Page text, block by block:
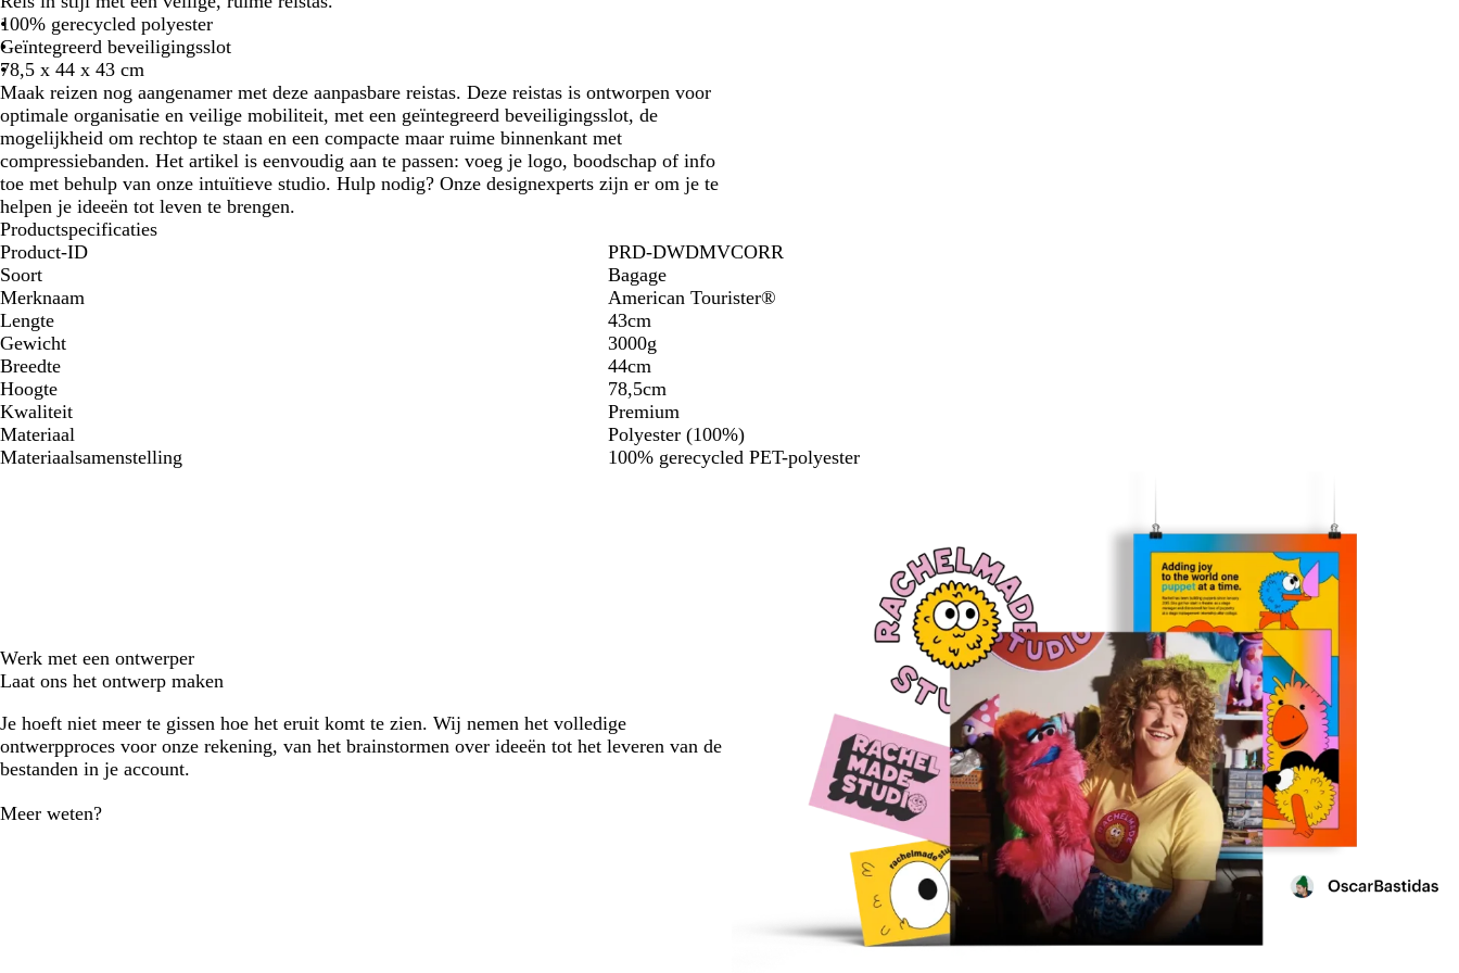
100% gerecycled polyester
Geïntegreerd beveiligingsslot
78,5 x 44 x 43 cm
Maak reizen nog aangenamer met deze aanpasbare reistas. Deze reistas is ontworpen voor
optimale organisatie en veilige mobiliteit, met een geïntegreerd beveiligingsslot, de
mogelijkheid om rechtop te staan en een compacte maar ruime binnenkant met
compressiebanden. Het artikel is eenvoudig aan te passen: voeg je logo, boodschap of info
toe met behulp van onze intuïtieve studio. Hulp nodig? Onze designexperts zijn er om je te
helpen je ideeën tot leven te brengen.
Productspecificaties
Product-ID
PRD-DWDMVCORR
Soort
Bagage
Merknaam
American Tourister®
Lengte
43cm
Gewicht
3000g
Breedte
44cm
Hoogte
78,5cm
Kwaliteit
Premium
Materiaal
Polyester (100%)
Materiaalsamenstelling
100% gerecycled PET-polyester
Werk met een ontwerper
Laat ons het ontwerp maken
Je hoeft niet meer te gissen hoe het eruit komt te zien. Wij nemen het volledige
ontwerpproces voor onze rekening, van het brainstormen over ideeën tot het leveren van de
bestanden in je account.
Meer weten?